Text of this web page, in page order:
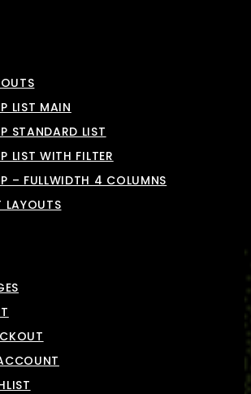
LIST MAIN
STANDARD LIST
LIST WITH FILTER
– FULLWIDTH 4 COLUMNS
LAYOUTS